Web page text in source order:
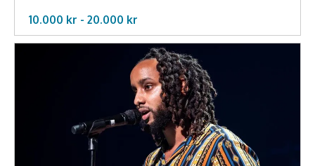
10.000 kr - 20.000 kr